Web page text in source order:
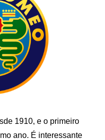
1910, e o primeiro
ano. É interessante